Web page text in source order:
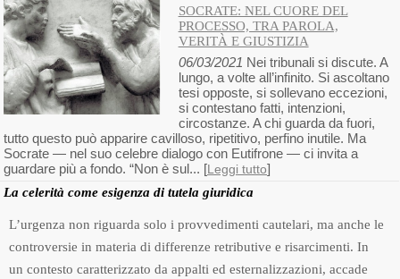
SOCRATE: NEL CUORE DEL
PROCESSO, TRA PAROLA,
VERITÀ E GIUSTIZIA
06/03/2021 Nei tribunali si discute. A
lungo, a volte all’infinito. Si ascoltano
tesi opposte, si sollevano eccezioni,
si contestano fatti, intenzioni,
circostanze. A chi guarda da fuori,
tutto questo può apparire cavilloso, ripetitivo, perfino inutile. Ma
Socrate — nel suo celebre dialogo con Eutifrone — ci invita a
guardare più a fondo. “Non è sul... [Leggi tutto]
La celerità come esigenza di tutela giuridica
L’urgenza non riguarda solo i provvedimenti cautelari, ma anche le
controversie in materia di differenze retributive e risarcimenti. In
un contesto caratterizzato da appalti ed esternalizzazioni, accade